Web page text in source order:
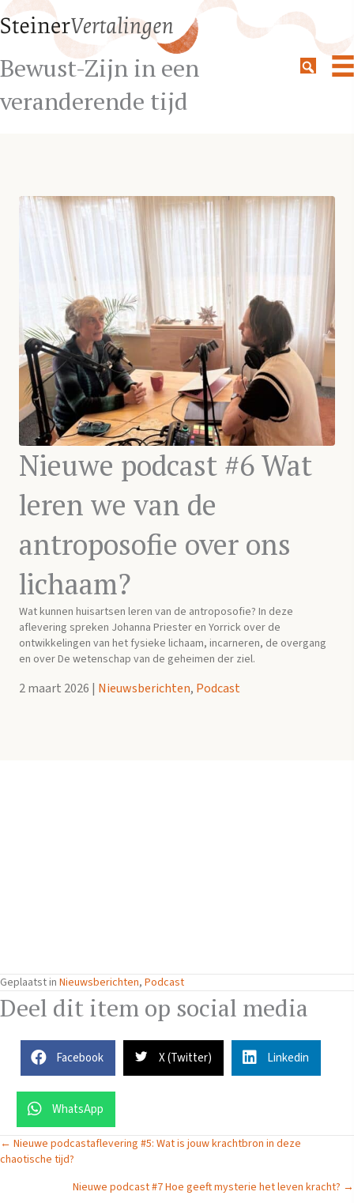
Bewust-Zijn in een
veranderende tijd
Nieuwe podcast #6 Wat
leren we van de
antroposofie over ons
lichaam?
Wat kunnen huisartsen leren van de antroposofie? In deze
aflevering spreken Johanna Priester en Yorrick over de
ontwikkelingen van het fysieke lichaam, incarneren, de overgang
en over De wetenschap van de geheimen der ziel.
2 maart 2026 | Nieuwsberichten, Podcast
Geplaatst in Nieuwsberichten, Podcast
Deel dit item op social media
Facebook X (Twitter) Linkedin
WhatsApp
Posts
navigation
← Nieuwe podcastaflevering #5: Wat is jouw krachtbron in deze
chaotische tijd?
Nieuwe podcast #7 Hoe geeft mysterie het leven kracht? →